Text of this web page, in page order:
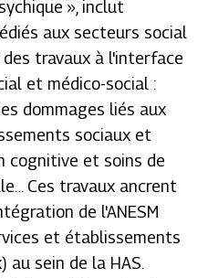
», inclut
aux secteurs social
travaux à l'interface
et médico-social :
dommages liés aux
sociaux et
cognitive et soins de
Ces travaux ancrent
de l'ANESM
et établissements
au sein de la HAS.